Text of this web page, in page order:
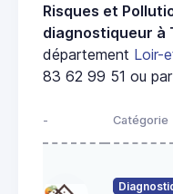
Risques et
diagnostiqueur à
département Loir-
83 62 99 51 ou par
- Catégorie